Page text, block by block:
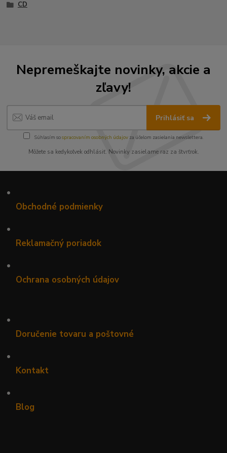
CD
Nepremeškajte novinky, akcie a
zľavy!
Prihlásiť sa
Súhlasím sospracovaním osobných údajov za účelom zasielania newslettera.
Môžete sa kedykoľvek odhlásiť. Novinky zasielame raz za štvrťrok.
•
Obchodné podmienky
•
Reklamačný poriadok
•
Ochrana osobných údajov
•
Doručenie tovaru a poštovné
•
Kontakt
•
Blog